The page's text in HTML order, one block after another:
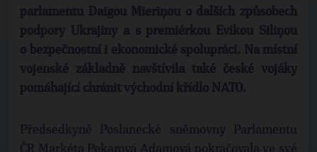
parlamentu Daigou Mieriņou o dalších způsobech
podpory Ukrajiny a s premiérkou Evikou Siliņou
o bezpečnostní i ekonomické spolupráci. Na místní
vojenské základně navštívila také české vojáky
pomáhající chránit východní křídlo NATO.
Předsedkyně Poslanecké sněmovny Parlamentu
ČR Markéta Pekarová Adamová pokračovala ve své